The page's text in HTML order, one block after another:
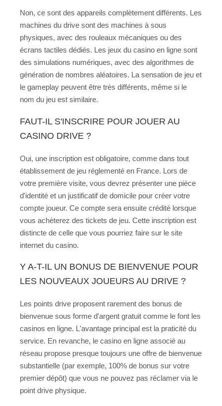
Non, ce sont des appareils complètement différents. Les
machines du drive sont des machines à sous
physiques, avec des rouleaux mécaniques ou des
écrans tactiles dédiés. Les jeux du casino en ligne sont
des simulations numériques, avec des algorithmes de
génération de nombres aléatoires. La sensation de jeu et
le gameplay peuvent être très différents, même si le
nom du jeu est similaire.
FAUT-IL S'INSCRIRE POUR JOUER AU
CASINO DRIVE ?
Oui, une inscription est obligatoire, comme dans tout
établissement de jeu réglementé en France. Lors de
votre première visite, vous devrez présenter une pièce
d'identité et un justificatif de domicile pour créer votre
compte joueur. Ce compte sera ensuite crédité lorsque
vous achèterez des tickets de jeu. Cette inscription est
distincte de celle que vous pourriez faire sur le site
internet du casino.
Y A-T-IL UN BONUS DE BIENVENUE POUR
LES NOUVEAUX JOUEURS AU DRIVE ?
Les points drive proposent rarement des bonus de
bienvenue sous forme d'argent gratuit comme le font les
casinos en ligne. L'avantage principal est la praticité du
service. En revanche, le casino en ligne associé au
réseau propose presque toujours une offre de bienvenue
substantielle (par exemple, 100% de bonus sur votre
premier dépôt) que vous ne pouvez pas réclamer via le
point drive physique.